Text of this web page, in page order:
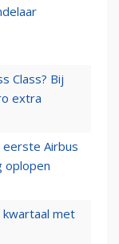
Class? Bij
extra
eerste Airbus
oplopen
kwartaal met